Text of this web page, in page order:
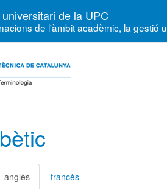
de la UPC
de l'àmbit acadèmic, la gestió
anglès francès